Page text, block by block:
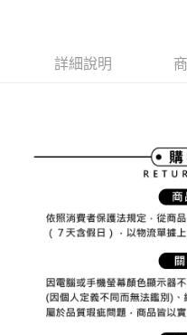
醒簡訊。
1.本服務係由「台灣大哥大股份
用戶於交易時，得透過本服務購
買賣價金債權讓與本公司後，依
2.基於同意付款使用「大哥付你
資料（包含姓名、電話或地址）
由本公司與您本人進行分期帳單
【「AFTEE先享後付」結帳流程】
１．於結帳方式選擇「AFTEE先
※ 請注意：結帳手續完成當下不
購買商品的店家。未經商家同意
※ 交易是否成功請以「AFTEE先
是否繳費成功／繳費後需取消欲
客戶支援中心」https://
１．透過由恩沛科技股份有限公
易，需依本服務之必要範圍內提
權轉讓予恩沛科技股份有限公司。
免運費
免運費
付款後7-11取貨
詳細說明